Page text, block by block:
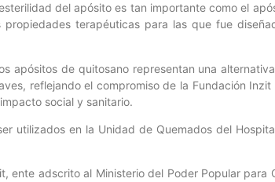
del apósito es tan importante como el
terapéuticas para las que fue
apósitos de quitosano representan una
reflejando el compromiso de la Fundación
social y sanitario.
utilizados en la Unidad de Quemados del
ente adscrito al Ministerio del Poder Popular para